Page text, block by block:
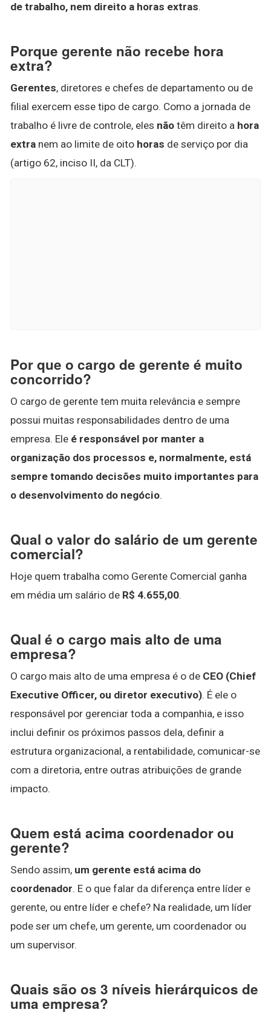
de trabalho, nem direito a horas extras.
Porque gerente não recebe hora
extra?
Gerentes, diretores e chefes de departamento ou de
filial exercem esse tipo de cargo. Como a jornada de
trabalho é livre de controle, eles não têm direito a hora
extra nem ao limite de oito horas de serviço por dia
(artigo 62, inciso II, da CLT).
Por que o cargo de gerente é muito
concorrido?
O cargo de gerente tem muita relevância e sempre
possui muitas responsabilidades dentro de uma
empresa. Ele é responsável por manter a
organização dos processos e, normalmente, está
sempre tomando decisões muito importantes para
o desenvolvimento do negócio.
Qual o valor do salário de um gerente
comercial?
Hoje quem trabalha como Gerente Comercial ganha
em média um salário de R$ 4.655,00.
Qual é o cargo mais alto de uma
empresa?
O cargo mais alto de uma empresa é o de CEO (Chief
Executive Officer, ou diretor executivo). É ele o
responsável por gerenciar toda a companhia, e isso
inclui definir os próximos passos dela, definir a
estrutura organizacional, a rentabilidade, comunicar-se
com a diretoria, entre outras atribuições de grande
impacto.
Quem está acima coordenador ou
gerente?
Sendo assim, um gerente está acima do
coordenador. E o que falar da diferença entre líder e
gerente, ou entre líder e chefe? Na realidade, um líder
pode ser um chefe, um gerente, um coordenador ou
um supervisor.
Quais são os 3 níveis hierárquicos de
uma empresa?